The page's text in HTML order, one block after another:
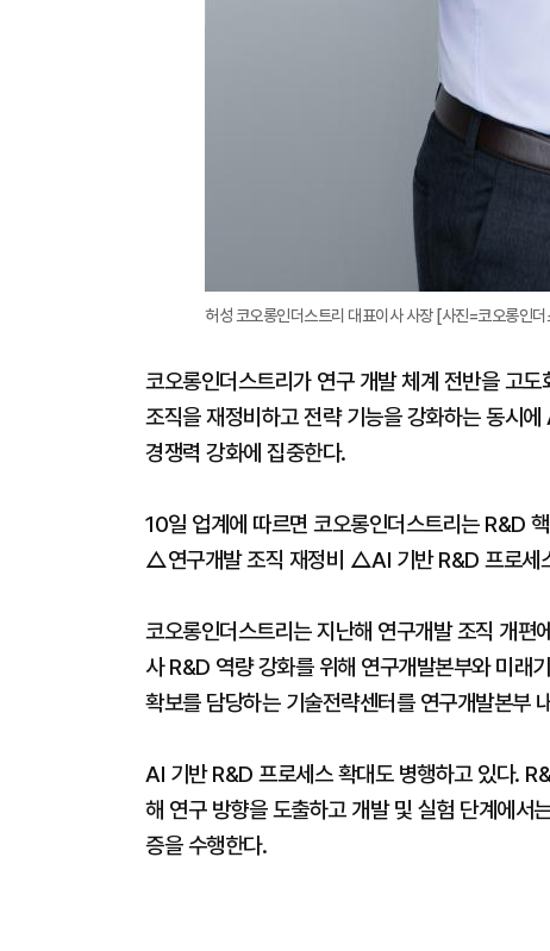
허성 코오롱인더스트리 대표이사 사장 [사진=코오롱인더
코오롱인더스트리가 연구 개발 체계 전반을 고
조직을 재정비하고 전략 기능을 강화하는 동시
경쟁력 강화에 집중한다.
10일 업계에 따르면 코오롱인더스트리는 R&D
△연구개발 조직 재정비 △AI 기반 R&D 프로세
코오롱인더스트리는 지난해 연구개발 조직 개
사 R&D 역량 강화를 위해 연구개발본부와 미래
확보를 담당하는 기술전략센터를 연구개발본부
AI 기반 R&D 프로세스 확대도 병행하고 있다.
해 연구 방향을 도출하고 개발 및 실험 단계에서
증을 수행한다.